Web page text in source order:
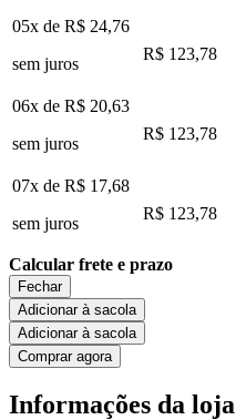
05x de R$ 24,76
sem juros
R$ 123,78
06x de R$ 20,63
sem juros
R$ 123,78
07x de R$ 17,68
sem juros
R$ 123,78
Calcular frete e prazo
Fechar
Adicionar à sacola
Adicionar à sacola
Comprar agora
Informações da loja